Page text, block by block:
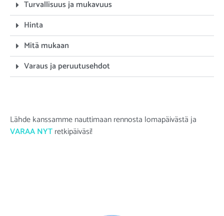
Turvallisuus ja mukavuus
Hinta
Mitä mukaan
Varaus ja peruutusehdot
Lähde kanssamme nauttimaan rennosta lomapäivästä ja
VARAA NYTretkipäiväsi!